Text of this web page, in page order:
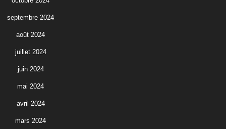
septembre 2024
août 2024
juillet 2024
juin 2024
mai 2024
avril 2024
mars 2024